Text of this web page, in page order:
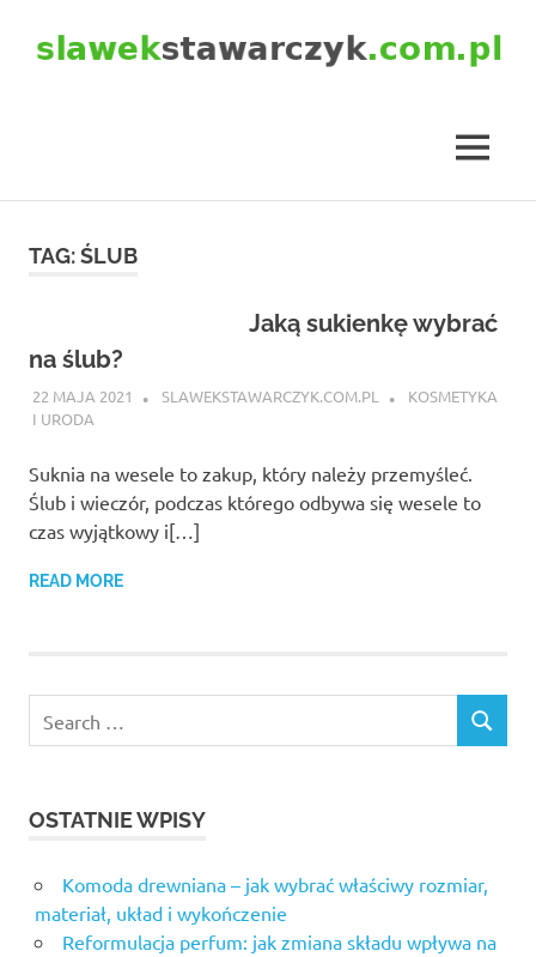
MENU
TAG:ŚLUB
Jaką sukienkę wybrać
na ślub?
22 MAJA 2021 SLAWEKSTAWARCZYK.COM.PL
KOSMETYKA
I URODA
Suknia na wesele to zakup, który należy przemyśleć.
Ślub i wieczór, podczas którego odbywa się wesele to
czas wyjątkowy i[…]
READ MORE
OSTATNIE WPISY
Komoda drewniana – jak wybrać właściwy rozmiar,
materiał, układ i wykończenie
Reformulacja perfum: jak zmiana składu wpływa na